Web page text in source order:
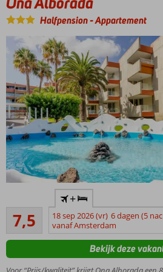
Ook 2- en 3-
kamerappartementen
Halfpension-Appartement
in
Costa
del
Direct
7,5
Goed
8
beoordelingen
+
18 sep 2026 (vr) 6 dagen (5
vanaf Amsterdam
Bekijk deze